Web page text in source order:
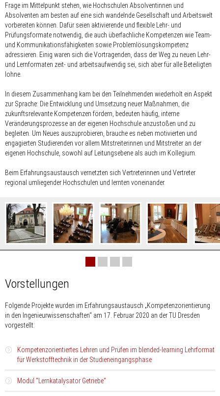
Frage im Mittelpunkt stehen, wie Hochschulen Absolventinnen und
Absolventen am besten auf eine sich wandelnde Gesellschaft und Arbeitswelt
vorbereiten können. Dafür seien aktivierende und flexible Lehr- und
Prüfungsformate notwendig, die auch überfachliche Kompetenzen wie Team-
und Kommunikationsfähigkeiten sowie Problemlösungskompetenz
adressieren. Einig waren sich die Vortragenden, dass der Weg zu neuen Lehr-
und Lernformaten zeit- und arbeitsaufwendig sei, sich aber für alle Beteiligten
lohne.
In diesem Zusammenhang kam bei den Teilnehmenden wiederholt ein Aspekt
zur Sprache: Die Entwicklung und Umsetzung neuer Maßnahmen, die
zukunftsrelevante Kompetenzen fördern, bedeuten häufig, interne
Veränderungsprozesse an der eigenen Hochschule anzustoßen und zu
begleiten. Um Neues auszuprobieren, brauche es neben motivierten und
engagierten Studierenden vor allem Mitstreiterinnen und Mitstreiter an der
eigenen Hochschule, sowohl auf Leitungsebene als auch im Kollegium.
Beim Erfahrungsaustausch vernetzten sich Vertreterinnen und Vertreter
regional umliegender Hochschulen und lernten voneinander.
überspringen
Vorstellungen
Folgende Projekte wurden im Erfahrungsaustausch „Kompetenzorientierung
in den Ingenieur­wissenschaften“ am 17. Februar 2020 an der TU Dresden
vorgestellt:
Kompetenzorientiertes Lehren und Prüfen im blended-learning Lehrformat
für Werkstofftechnik in der Studieneingangsphase
Prof. Dr.-Ing. Anja Pfennig
Modul "Lernkatalysator Getriebe"